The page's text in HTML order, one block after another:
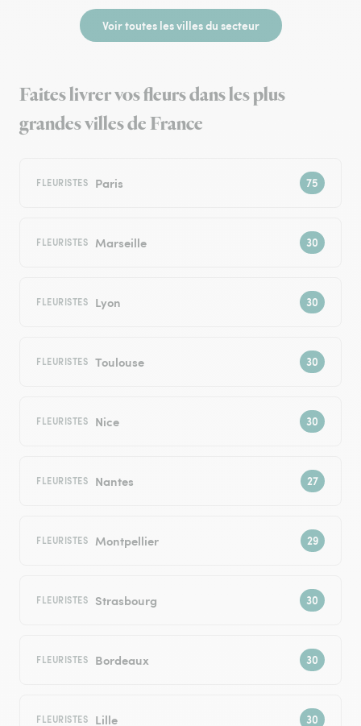
Voir toutes les villes du secteur
Faites livrer vos fleurs dans les plus
grandes villes de France
FLEURISTES Paris
FLEURISTES Marseille
FLEURISTES Lyon
FLEURISTES Toulouse
FLEURISTES Nice
FLEURISTES Nantes
FLEURISTES Montpellier
FLEURISTES Strasbourg
FLEURISTES Bordeaux
FLEURISTES Lille